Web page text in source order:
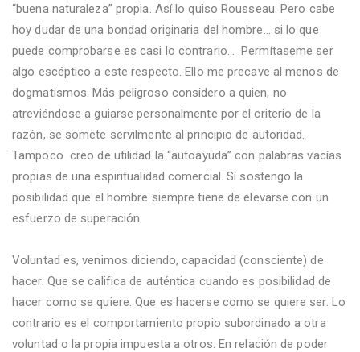
“buena naturaleza” propia. Así lo quiso Rousseau. Pero cabe
hoy dudar de una bondad originaria del hombre… si lo que
puede comprobarse es casi lo contrario… Permítaseme ser
algo escéptico a este respecto. Ello me precave al menos de
dogmatismos. Más peligroso considero a quien, no
atreviéndose a guiarse personalmente por el criterio de la
razón, se somete servilmente al principio de autoridad.
Tampoco creo de utilidad la “autoayuda” con palabras vacías
propias de una espiritualidad comercial. Sí sostengo la
posibilidad que el hombre siempre tiene de elevarse con un
esfuerzo de superación.
Voluntad es, venimos diciendo, capacidad (consciente) de
hacer. Que se califica de auténtica cuando es posibilidad de
hacer como se quiere. Que es hacerse como se quiere ser. Lo
contrario es el comportamiento propio subordinado a otra
voluntad o la propia impuesta a otros. En relación de poder